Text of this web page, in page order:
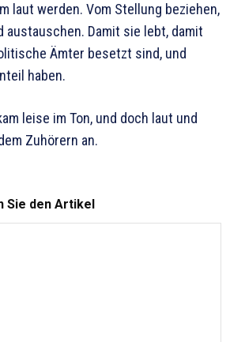
laut werden. Vom Stellung beziehen,
austauschen. Damit sie lebt, damit
Ämter besetzt sind, und
haben.
leise im Ton, und doch laut und
Zuhörern an.
Sie den Artikel